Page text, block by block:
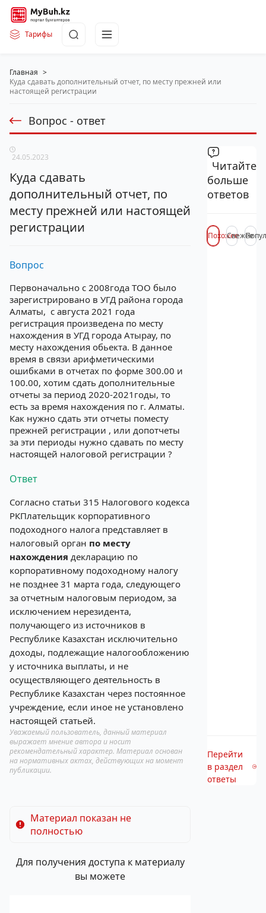
Тарифы
Главная >
Куда сдавать дополнительный отчет, по месту прежней или
настоящей регистрации
Вопрос - ответ
24.05.2023
Куда сдавать
дополнительный отчет, по
месту прежней или настоящей
регистрации
Вопрос
Первоначально с 2008года ТОО было
зарегистрировано в УГД района города
Алматы, с августа 2021 года
регистрация произведена по месту
нахождения в УГД города Атырау, по
месту нахождения обьекта. В данное
время в связи арифметическими
ошибками в отчетах по форме 300.00 и
100.00, хотим сдать дополнительные
отчеты за период 2020-2021годы, то
есть за время нахождения по г. Алматы.
Как нужно сдать эти отчеты поместу
прежней регистрации , или допотчеты
за эти периоды нужно сдавать по месту
настоящей налоговой регистрации ?
Ответ
Согласно статьи 315 Налогового кодекса
РКПлательщик корпоративного
подоходного налога представляет в
налоговый орган по месту
нахождения декларацию по
корпоративному подоходному налогу
не позднее 31 марта года, следующего
за отчетным налоговым периодом, за
исключением нерезидента,
получающего из источников в
Республике Казахстан исключительно
доходы, подлежащие налогообложению
у источника выплаты, и не
осуществляющего деятельность в
Республике Казахстан через постоянное
учреждение, если иное не установлено
настоящей статьей.
Уважаемый пользователь, данный материал
выражает мнение автора и носит
рекомендательный характер. Материал основан
на нормативных актах, действующих на момент
публикации.
Материал показан не
полностью
Для получения доступа к материалу
вы можете
Читайте
больше
ответов
ПохожееСвежее
Перейти
в раздел
ответы